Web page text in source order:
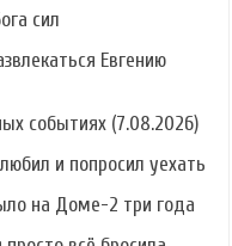
сил
Евгению
событиях (7.08.2026)
и попросил уехать
на Доме-2 три года